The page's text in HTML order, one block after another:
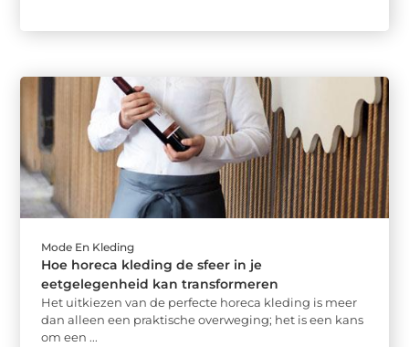
Mode En Kleding
Hoe horeca kleding de sfeer in je
eetgelegenheid kan transformeren
Het uitkiezen van de perfecte horeca kleding is meer
dan alleen een praktische overweging; het is een kans
om een ...